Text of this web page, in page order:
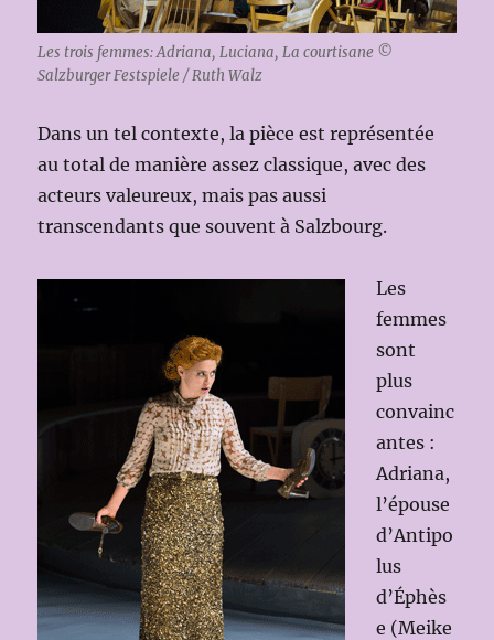
Les trois femmes: Adriana, Luciana, La courtisane ©
Salzburger Festspiele / Ruth Walz
Dans un tel contexte, la pièce est représentée
au total de manière assez classique, avec des
acteurs valeureux, mais pas aussi
transcendants que souvent à Salzbourg.
Les
femmes
sont
plus
convainc
antes :
Adriana,
l’épouse
d’Antipo
lus
d’Éphès
e (Meike